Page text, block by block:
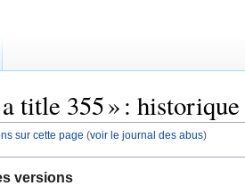
title 355 » :
sur cette page (voir le journal des abus)
versions